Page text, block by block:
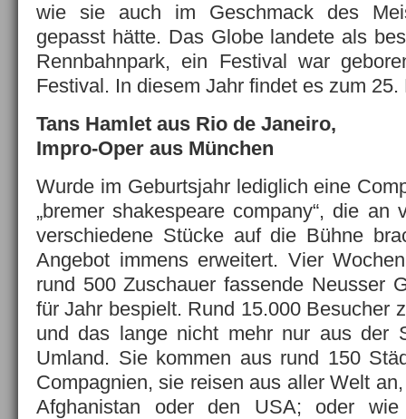
wie sie auch im Geschmack des
gepasst hätte. Das Globe landete als
Rennbahnpark, ein Festival war
Festival. In diesem Jahr findet es zum 25.
Tans Hamlet aus Rio de Janeiro,
Impro-Oper aus München
Wurde im Geburtsjahr lediglich eine
„bremer shakespeare company“, die an
verschiedene Stücke auf die Bühne
Angebot immens erweitert. Vier
rund 500 Zuschauer fassende Neusser
für Jahr bespielt. Rund 15.000 Besucher
und das lange nicht mehr nur aus der
Umland. Sie kommen aus rund 150
Compagnien, sie reisen aus aller Welt
Afghanistan oder den USA; oder